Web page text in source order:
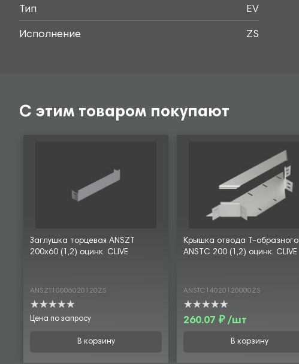
Тип EV
Исполнение ZS
С этим товаром покупают
Заглушка торцевая ANSZT
200х60 (1,2) оцинк. CLIVE
ANSZT10006020120ZS
Цена по запросу
В корзину
Крышка отвода Т-образного
ANSTC 200 (1,2) оцинк. CLIVE
ANSTC14020120000ZS
260.07 ₽ /шт
В корзину